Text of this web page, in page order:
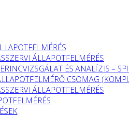
ÁLLAPOTFELMÉRÉS
ÉS ANALÍZIS –
CSOMAG
ÁLLAPOTFELMÉRÉS